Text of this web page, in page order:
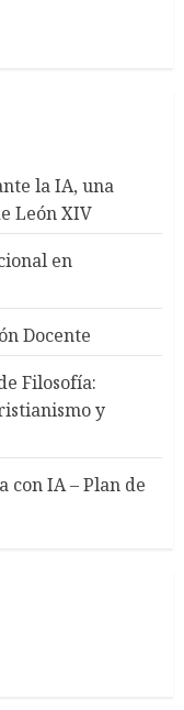
la IA, una
León XIV
en
Docente
Filosofía:
y
con IA – Plan de